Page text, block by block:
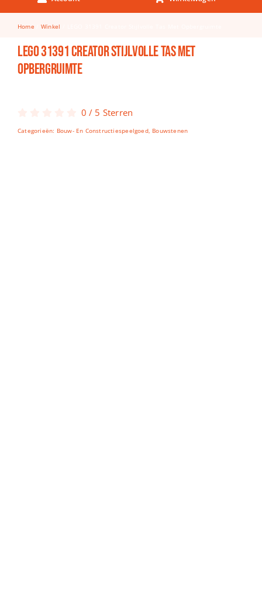
Keuken & Tafelen
Kinderfietsen
Knutselen
Puzzels
Home Winkel
LEGO 31391 Creator Stijlvolle Tas Met
Opbergruimte
0 / 5 Sterren
Categorieën: Bouw- En Constructiespeelgoed, Bouwstenen